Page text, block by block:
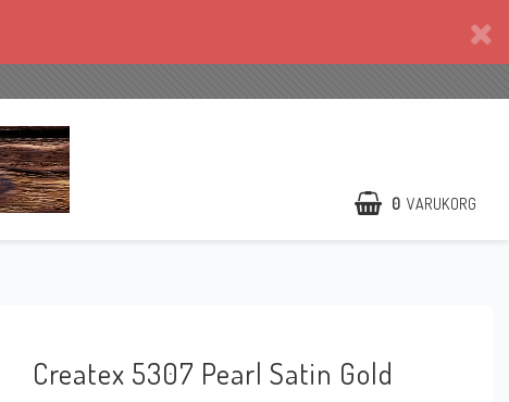
0 VARUKORG
Createx 5307 Pearl Satin Gold